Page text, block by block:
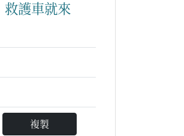
救護車就來
複製